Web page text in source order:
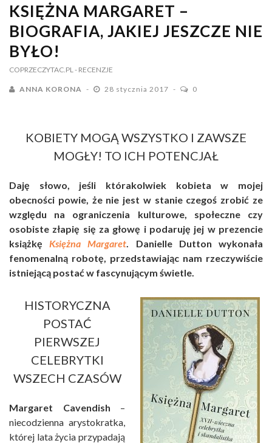
KSIĘŻNA MARGARET –
BIOGRAFIA, JAKIEJ JESZCZE NIE
BYŁO!
COPRZECZYTAC.PL - RECENZJE
ANNA KORONA 28 stycznia 2017 0
KOBIETY MOGĄ WSZYSTKO I ZAWSZE
MOGŁY! TO ICH POTENCJAŁ
Daję słowo, jeśli którakolwiek kobieta w mojej
obecności powie, że nie jest w stanie czegoś zrobić ze
względu na ograniczenia kulturowe, społeczne czy
osobiste złapię się za głowę i podaruję jej w prezencie
książkęKsiężna Margaret. Danielle Dutton wykonała
fenomenalną robotę, przedstawiając nam rzeczywiście
istniejącą postać w fascynującym świetle.
HISTORYCZNA
POSTAĆ
PIERWSZEJ
CELEBRYTKI
WSZECH CZASÓW
Margaret Cavendish –
niecodzienna arystokratka,
której lata życia przypadają